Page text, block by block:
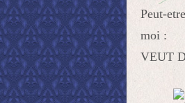
Peut-
VEUT